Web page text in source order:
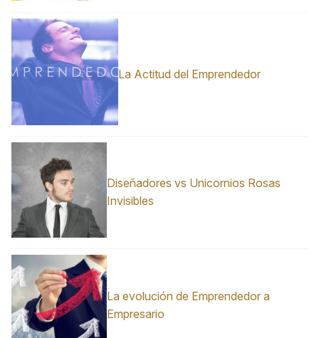
La Actitud del Emprendedor
Diseñadores vs Unicornios Rosas
Invisibles
La evolución de Emprendedor a
Empresario